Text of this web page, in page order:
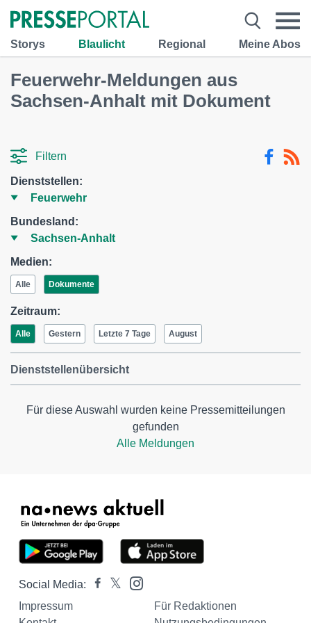
Storys Blaulicht Regional Meine Abos
Feuerwehr-Meldungen aus
Sachsen-Anhalt mit Dokument
Filtern
Dienststellen:
Bundesland:
Medien:
Alle Dokumente
Zeitraum:
Alle Gestern Letzte 7 Tage August
Dienststellenübersicht
Für diese Auswahl wurden keine Pressemitteilungen
gefunden
Alle Meldungen
Social Media:
Impressum
Für Redaktionen